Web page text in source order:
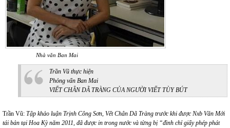
Nhà văn Ban Mai
Trần Vũ thực hiện
Phỏng vấn Ban Mai
VIẾT CHÂN DÃ TRÀNG CỦA NGƯỜI VIẾT TÙY BÚT
Trần Vũ: Tập khảo luận Trịnh Công Sơn, Vết Chân Dã Tràng trước khi được Nxb Văn Mới
tái bản tại Hoa Kỳ năm 2011, đã được in trong nước và từng bị “đình chỉ giấy phép phát